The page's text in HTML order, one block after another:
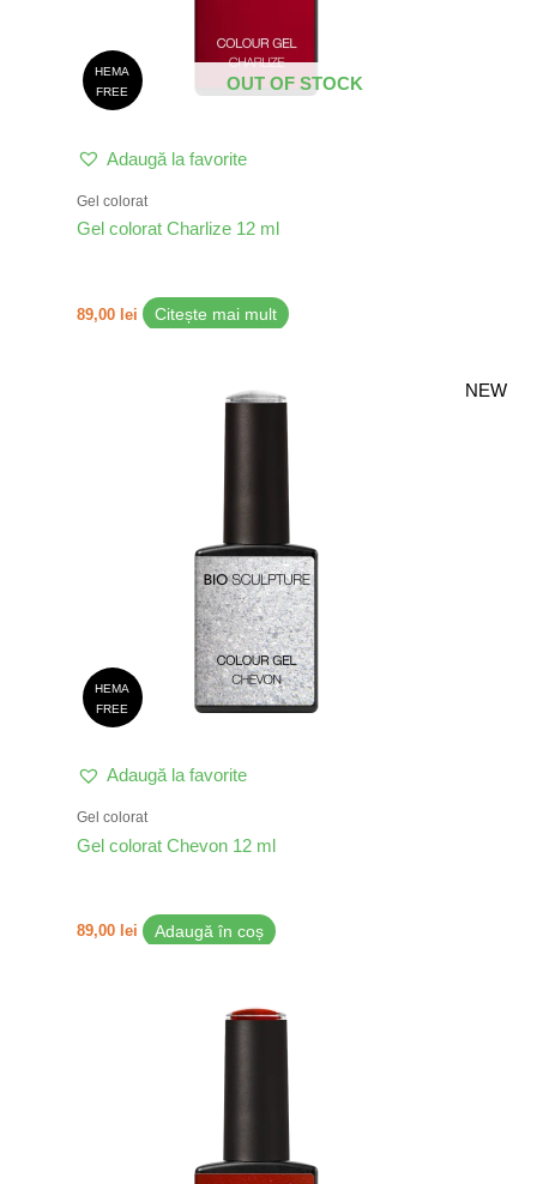
HEMA
FREE
OUT OF STOCK
Adaugă la favorite
Gel colorat
Gel colorat Charlize 12 ml
89,00 lei Citește mai mult
NEW
HEMA
FREE
Adaugă la favorite
Gel colorat
Gel colorat Chevon 12 ml
89,00 lei Adaugă în coș